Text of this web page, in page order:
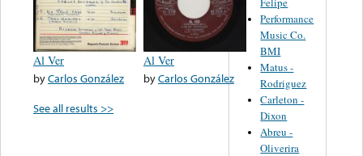
Al Ver
byCarlos González
Al Ver
byCarlos González
See all results >>
Performance
Music Co.
BMI
Matus -
Rodriguez
Carleton -
Dixon
Abreu -
Oliverira